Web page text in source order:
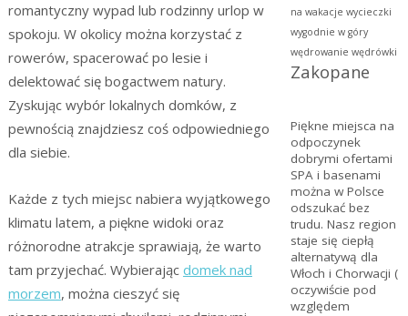
romantyczny wypad lub rodzinny urlop w
spokoju. W okolicy można korzystać z
rowerów, spacerować po lesie i
delektować się bogactwem natury.
Zyskując wybór lokalnych domków, z
pewnością znajdziesz coś odpowiedniego
dla siebie.
Każde z tych miejsc nabiera wyjątkowego
klimatu latem, a piękne widoki oraz
różnorodne atrakcje sprawiają, że warto
tam przyjechać. Wybierając domek nad
morzem, można cieszyć się
na wakacje wycieczki
wygodnie w góry
wędrowanie wędrówki
Zakopane
Piękne miejsca na
odpoczynek
dobrymi ofertami
SPAi basenami
można w Polsce
odszukać bez
trudu. Nasz region
staje się ciepłą
alternatywą dla
Włoch i Chorwacji (
oczywiście pod
względem